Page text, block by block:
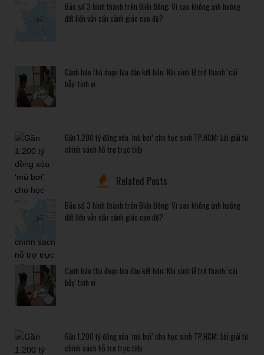
Bão số 3 hình thành trên Biển Đông: Vì sao không ảnh hưởng
đất liền vẫn cần cảnh giác cao độ?
Cảnh báo thủ đoạn lừa đảo kết hôn: Khi sính lễ trở thành ‘cái
bẫy’ tinh vi
Gần 1.200 tỷ đồng xóa ‘mù bơi’ cho học sinh TP.HCM: Lời giải từ
chính sách hỗ trợ trực tiếp
Related Posts
Bão số 3 hình thành trên Biển Đông: Vì sao không ảnh hưởng
đất liền vẫn cần cảnh giác cao độ?
Cảnh báo thủ đoạn lừa đảo kết hôn: Khi sính lễ trở thành ‘cái
bẫy’ tinh vi
Gần 1.200 tỷ đồng xóa ‘mù bơi’ cho học sinh TP.HCM: Lời giải từ
chính sách hỗ trợ trực tiếp